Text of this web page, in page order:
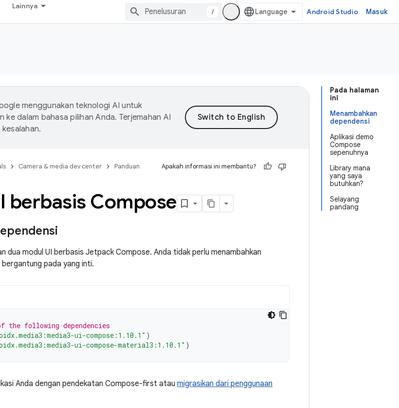
Lainnya
/ Android Studio Masuk
Pada halaman
ini
Menambahkan
dependensi
Aplikasi demo
Compose
sepenuhnya
Library mana
yang saya
butuhkan?
Selayang
pandang
menggunakan teknologi AI untuk
ke dalam bahasa pilihan Anda. Terjemahan AI
Camera & media dev center Panduan Apakah informasi ini membantu?
berbasis Compose
dua modul UI berbasis Jetpack Compose. Anda tidak perlu menambahkan
pada yang inti.
the following dependencies
ui-compose:1.10.1" )
ui-compose-material3:1.10.1" )
Anda dengan pendekatan Compose-first atau migrasikan dari penggunaan